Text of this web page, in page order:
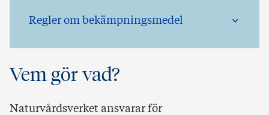
Regler om bekämpningsmedel
Vem gör vad?
Naturvårdsverket ansvarar för